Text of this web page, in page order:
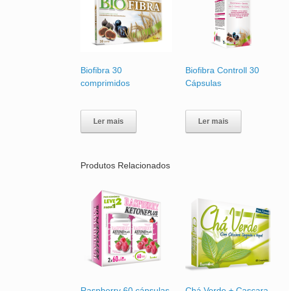
Biofibra 30
comprimidos
Ler mais
Biofibra Controll 30
Cápsulas
Ler mais
Produtos Relacionados